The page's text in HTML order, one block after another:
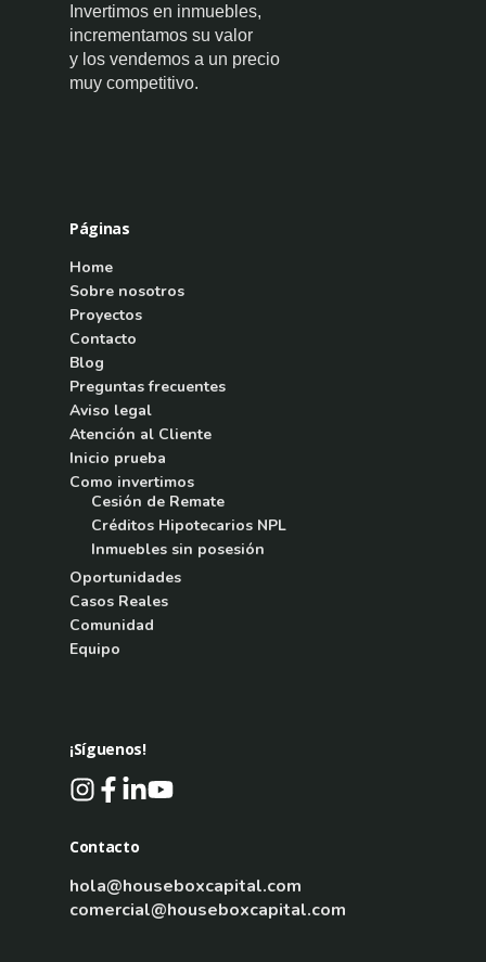
Invertimos en inmuebles,
incrementamos su valor
y los vendemos a un precio
muy competitivo.
Páginas
Home
Sobre nosotros
Proyectos
Contacto
Blog
Preguntas frecuentes
Aviso legal
Atención al Cliente
Inicio prueba
Como invertimos
Cesión de Remate
Créditos Hipotecarios NPL
Inmuebles sin posesión
Oportunidades
Casos Reales
Comunidad
Equipo
¡Síguenos!
Contacto
hola@houseboxcapital.com
comercial@houseboxcapital.com